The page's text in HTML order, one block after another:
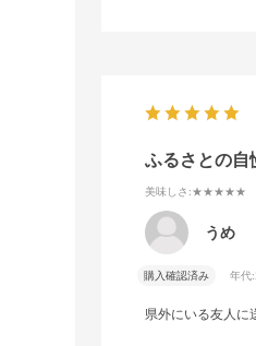
ふるさとの自
美味しさ :★★★★★
うめ
購入確認済み 年代:
県外にいる友人に